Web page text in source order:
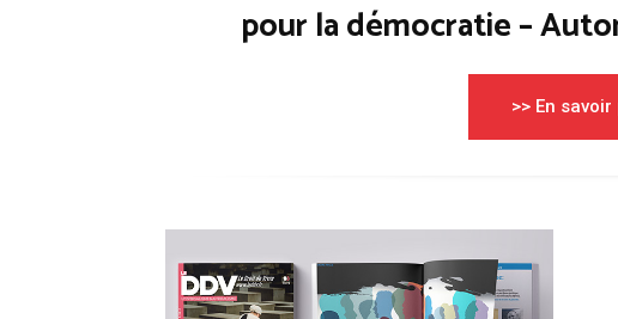
pour la démocratie –
>> En